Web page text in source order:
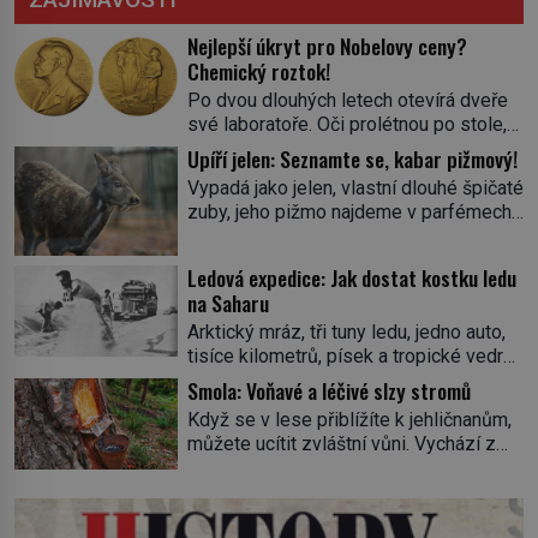
Nejlepší úkryt pro Nobelovy ceny?
Chemický roztok!
Po dvou dlouhých letech otevírá dveře
své laboratoře. Oči prolétnou po stole,
aby pak ulpěly na regálu, kde se nachází
všemožné látky. Hledá žluto-oranžovou
tekutinu, jakmile ji zahlédne, nesmírně
se mu uleví. Teď může svůj plán
skrývá směs s názvem lučavka
královská. Svůj přídomek nemá pro nic
za nic, […]
Upíří jelen: Seznamte se, kabar pižmový!
Vypadá jako jelen, vlastní dlouhé špičaté
zuby, jeho pižmo najdeme v parfémech
jediného zástupce zvířecí říše – kabara
pižmového. V Evropě ho jako první
popíše švédský botanik Carl Linné
(1707–1778), jenže v Asii o něm ví už
celá staletí. Zvíře připomíná jelena,
v kohoutku dosahuje […]
Ledová expedice: Jak dostat kostku ledu
na Saharu
Arktický mráz, tři tuny ledu, jedno auto,
tisíce kilometrů, písek a tropické vedro.
To je ve zkratce zdánlivě nesplnitelná
výzva, která se promění v úžasné
dobrodružství a důkaz, že nic není
nemožné. Vše začíná na podzim 1958
neobvyklou výzvou. Tomu, kdo dokáže
dopravit ze severního polárního kruhu
Smola: Voňavé a léčivé slzy stromů
Když se v lese přiblížíte k jehličnanům,
můžete ucítit zvláštní vůni. Vychází z
právě v ní je síla stromu. Smola také